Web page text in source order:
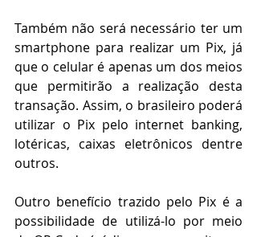
Também não será necessário ter um
smartphone para realizar um Pix, já
que o celular é apenas um dos meios
que permitirão a realização desta
transação. Assim, o brasileiro poderá
utilizar o Pix pelo internet banking,
lotéricas, caixas eletrônicos dentre
outros.
Outro benefício trazido pelo Pix é a
possibilidade de utilizá-lo por meio